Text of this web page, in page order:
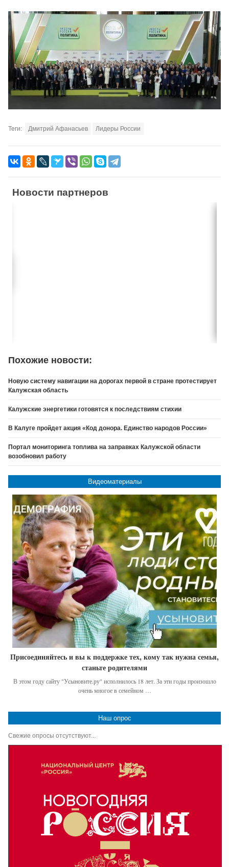
Теги: Дмитрий Афанасьев Лидеры России
Новости партнеров
Похожие новости:
Новую систему навигации на дорогах первой в стране протестирует
Калужская область
Калужские энергетики готовятся к последствиям стихии
В Калуге пройдет акция «Код донора. Единство народов России»
Портал мониторинга топлива на заправках Калужской области
возобновил работу
Видеоматериалы
Присоединяйтесь и вы к поддержке тех, кому так нужна семья,
станьте родителями
В этом году сайту "Усыновите.ру" исполнилось 18 лет. За эти годы произошло
очень многое в семейном …
Наш опрос
Свежие опросы отсутствуют...